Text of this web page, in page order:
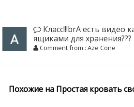
Класс!!!brА есть видео
ящиками для хранения???
Comment from : Aze Cone
Похожие на Простая кровать